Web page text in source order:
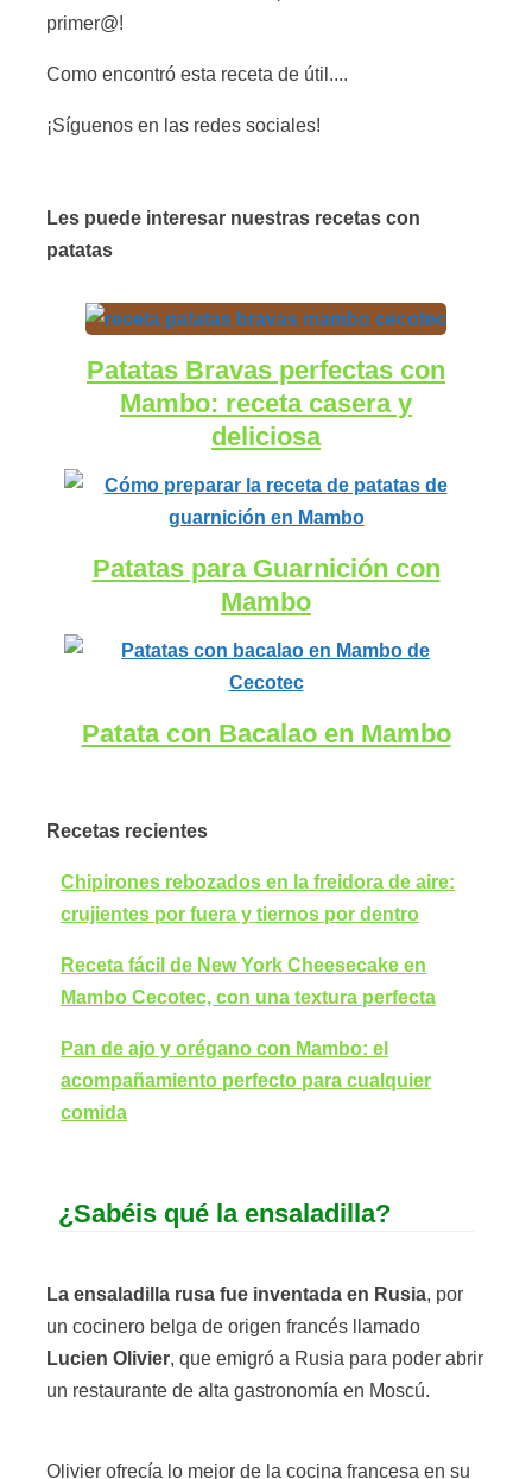
primer@!
Como encontró esta receta de útil....
¡Síguenos en las redes sociales!
Les puede interesar nuestras recetas con
patatas
Patatas Bravas perfectas con
Mambo: receta casera y
deliciosa
Patatas para Guarnición con
Mambo
Patata con Bacalao en Mambo
Recetas recientes
Chipirones rebozados en la freidora de aire:
crujientes por fuera y tiernos por dentro
Receta fácil de New York Cheesecake en
Mambo Cecotec, con una textura perfecta
Pan de ajo y orégano con Mambo: el
acompañamiento perfecto para cualquier
comida
¿Sabéis qué la ensaladilla?
La ensaladilla rusa fue inventada en Rusia, por
un cocinero belga de origen francés llamado
Lucien Olivier, que emigró a Rusia para poder abrir
un restaurante de alta gastronomía en Moscú.
Olivier ofrecía lo mejor de la cocina francesa en su